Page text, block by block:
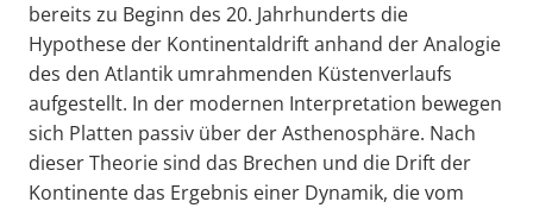
bereits zu Beginn des 20. Jahrhunderts die
Hypothese der Kontinentaldrift anhand der Analogie
des den Atlantik umrahmenden Küstenverlaufs
aufgestellt. In der modernen Interpretation bewegen
sich Platten passiv über der Asthenosphäre. Nach
dieser Theorie sind das Brechen und die Drift der
Kontinente das Ergebnis einer Dynamik, die vom